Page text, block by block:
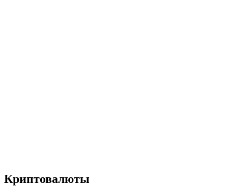
Криптовалюты